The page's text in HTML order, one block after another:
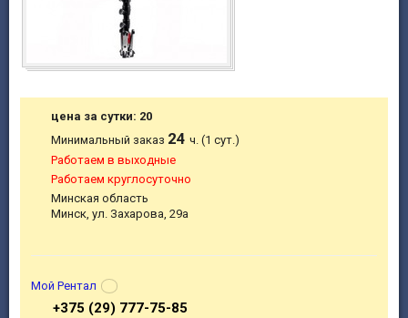
цена за сутки: 20
Минимальный заказ 24ч. (1 сут.)
Работаем в выходные
Работаем круглосуточно
Минская область
Минск, ул. Захарова, 29а
Мой Рентал
+375 (29) 777-75-85